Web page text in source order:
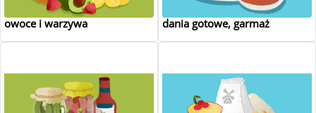
owoce i warzywa dania gotowe, garmaż